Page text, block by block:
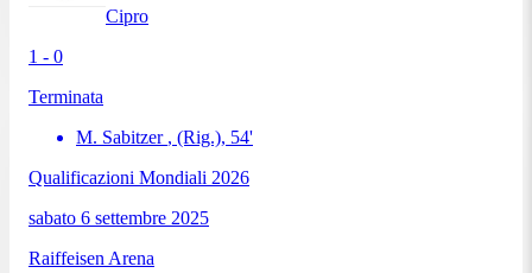
Cipro
1 - 0
Terminata
M. Sabitzer , (Rig.), 54'
Qualificazioni Mondiali 2026
sabato 6 settembre 2025
Raiffeisen Arena